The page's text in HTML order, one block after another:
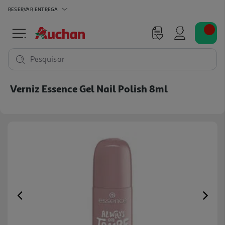
RESERVAR ENTREGA
Pesquisar
Verniz Essence Gel Nail Polish 8ml
Previous